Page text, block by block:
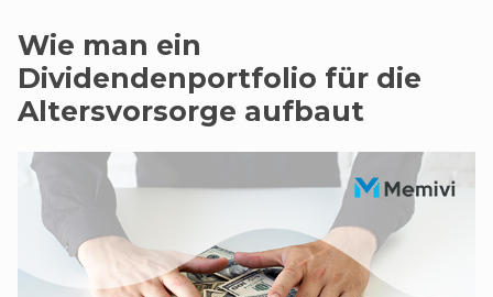
Wie man ein
Dividendenportfolio für die
Altersvorsorge aufbaut